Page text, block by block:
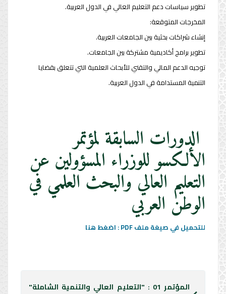
تطوير سياسات دعم التعليم العالي في الدول العربية.
المخرجات المتوقعة:
إنشاء شراكات بحثية بين الجامعات العربية.
تطوير برامج أكاديمية مشتركة بين الجامعات.
توجيه الدعم المالي والتقني للأبحاث العلمية التي تتعلق بقضايا
التنمية المستدامة في الدول العربية.
الدورات السابقة لمؤتمر
الألكسو للوزراء المسؤولين عن
التعليم العالي والبحث العلمي في
الوطن العربي
للتحميل في صيغة ملف PDF : اضغط هنا
المؤتمر 01 : "التعليم العالي والتنمية الشاملة"